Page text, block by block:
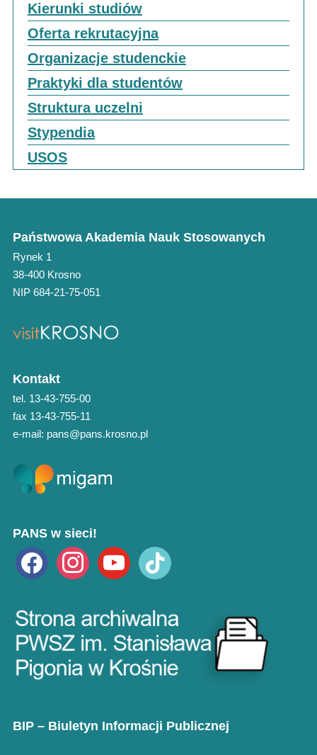
Kierunki studiów
Oferta rekrutacyjna
Organizacje studenckie
Praktyki dla studentów
Struktura uczelni
Stypendia
USOS
Państwowa Akademia Nauk Stosowanych
Rynek 1
38-400 Krosno
NIP 684-21-75-051
Kontakt
tel. 13-43-755-00
fax 13-43-755-11
e-mail: pans@pans.krosno.pl
PANS w sieci!
facebook instagramyoutube tiktok
BIP – Biuletyn Informacji Publicznej